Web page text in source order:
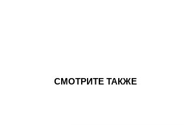
СМОТРИТЕ ТАКЖЕ